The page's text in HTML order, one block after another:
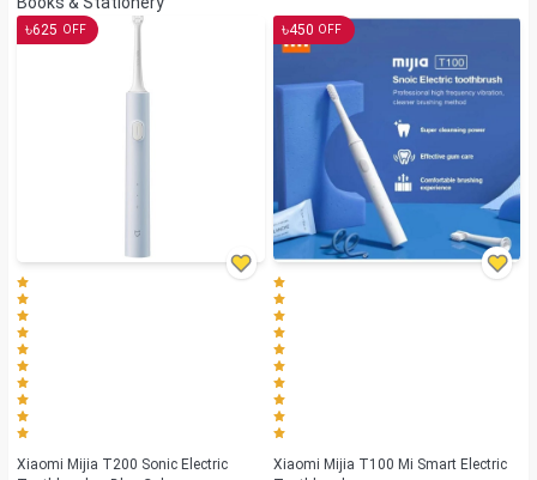
৳625 OFF
Xiaomi Mijia T200 Sonic Electric
৳450 OFF
Xiaomi Mijia T100 Mi Smart Electric